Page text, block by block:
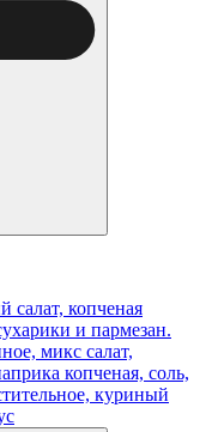
салат, копченая
и пармезан.
микс салат,
копченая, соль,
куриный